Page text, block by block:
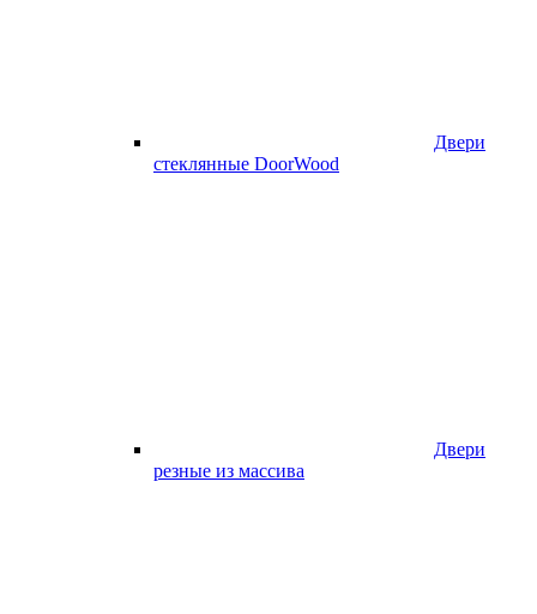
Двери
стеклянные DoorWood
Двери
резные из массива